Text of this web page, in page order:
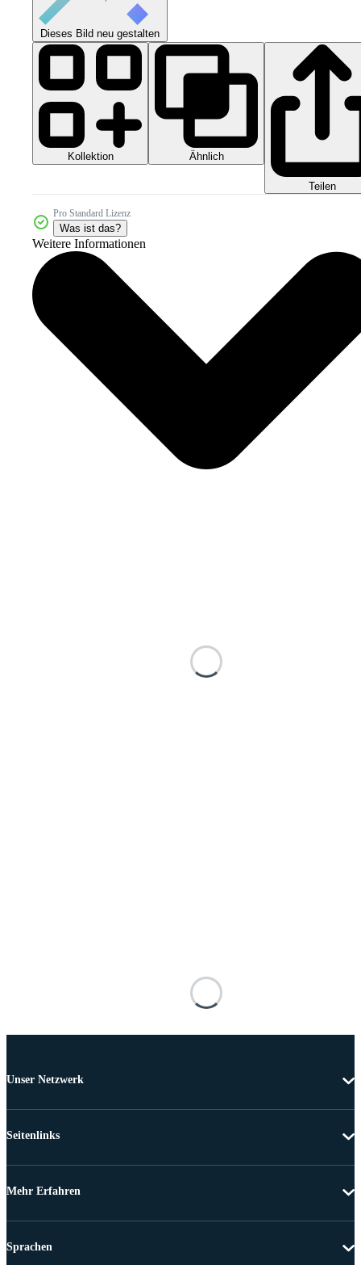
Dieses Bild neu gestalten
Kollektion Ähnlich
Teilen
Pro Standard Lizenz
Was ist das?
Weitere Informationen
Unser Netzwerk
Seitenlinks
Mehr Erfahren
Sprachen